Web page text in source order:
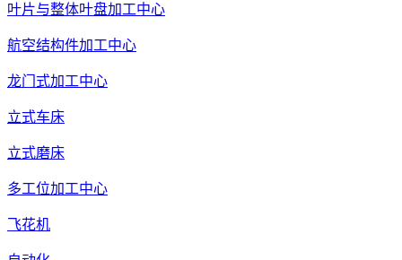
叶片与整体叶盘加工中心
航空结构件加工中心
龙门式加工中心
立式车床
立式磨床
多工位加工中心
飞花机